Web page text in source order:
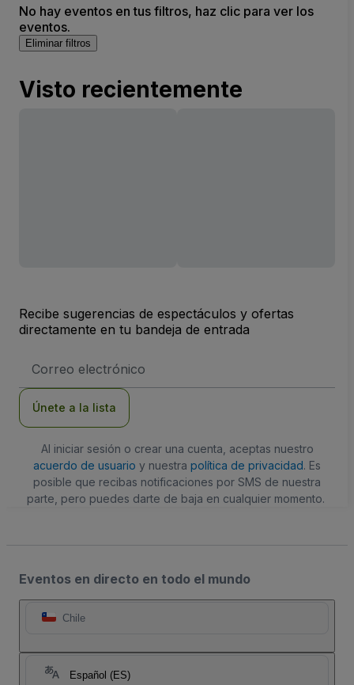
No hay eventos en tus filtros, haz clic para ver los
eventos.
Eliminar filtros
Visto recientemente
Recibe sugerencias de espectáculos y ofertas
directamente en tu bandeja de entrada
de
Únete a la lista
Al iniciar sesión o crear una cuenta, aceptas nuestro
acuerdo de usuario y nuestra política de privacidad. Es
posible que recibas notificaciones por SMS de nuestra
parte, pero puedes darte de baja en cualquier momento.
Eventos en directo en todo el mundo
Chile
Español (ES)